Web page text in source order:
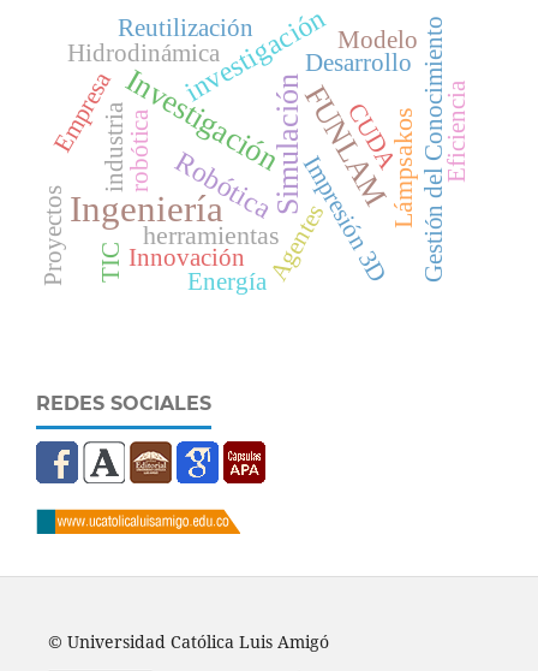
Ingeniería
InvestigaciónSimulaciónFUNLAM
Robótica
investigación
herramientas
Lámpsakos
Impresión 3D Gestión del Conocimiento
Agentes
Desarrollo
Hidrodinámica
robótica CUDA
industria
Reutilización
Innovación
TIC
Empresa
Energía
Proyectos
Eficiencia
Modelo
REDES SOCIALES
© Universidad Católica Luis Amigó